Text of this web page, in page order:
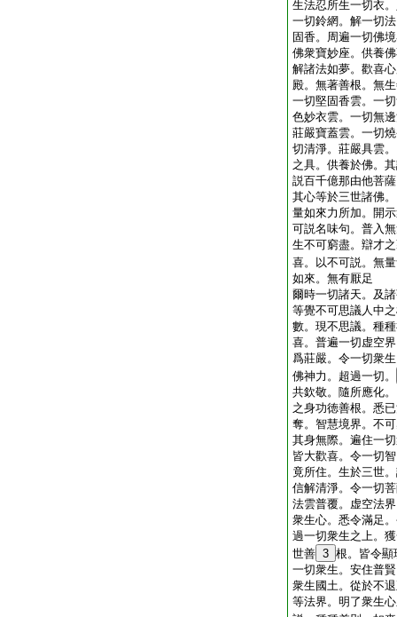
生法忍所生一切衣
一切鈴網。解一切
固香。周遍一切佛
佛衆寶妙座。供養
解諸法如夢。歡喜
殿。無著善根。無
一切堅固香雲。一
色妙衣雲。一切無
莊嚴寶蓋雲。一切
切清淨。莊嚴具雲
之具。供養於佛。
説百千億那由他菩
其心等於三世諸佛
量如來力所加。開
可説名味句。普入
生不可窮盡。辯才
喜。以不可説。無
如來。無有厭足
爾時一切諸天。及
等覺不可思議人中
數。現不思議。種
喜。普遍一切虚空
爲莊嚴。令一切衆
佛神力。超過一切。
共欽敬。隨所應化
之身功徳善根。悉
奪。智慧境界。不
其身無際。遍住一
皆大歡喜。令一切
竟所住。生於三世
信解清淨。令一切
法雲普覆。虚空法
衆生心。悉令滿足
過一切衆生之上。
世善 3 根。皆令顯
一切衆生。安住普
衆生國土。從於不
等法界。明了衆生